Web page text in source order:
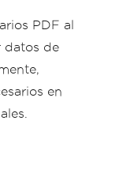
PDF al
datos de
en